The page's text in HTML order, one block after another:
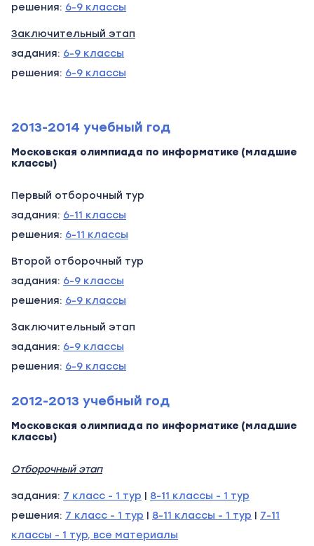
решения: 6-9 классы
Заключительный этап
задания: 6-9 классы
решения: 6-9 классы
2013-2014 учебный год
Московская олимпиада по информатике (младшие
классы)
Первый отборочный тур
задания: 6-11 классы
решения: 6-11 классы
Второй отборочный тур
задания: 6-9 классы
решения: 6-9 классы
Заключительный этап
задания: 6-9 классы
решения: 6-9 классы
2012-2013 учебный год
Московская олимпиада по информатике (младшие
классы)
Отборочный этап
задания: 7 класс - 1 тур | 8-11 классы - 1 тур
решения: 7 класс - 1 тур | 8-11 классы - 1 тур | 7-11
классы - 1 тур, все материалы